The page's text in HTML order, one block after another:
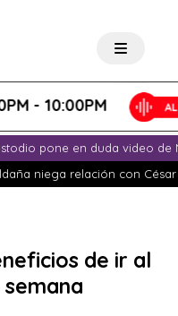
- 10:00PM
pone en duda video de
niega relación con
de ir al